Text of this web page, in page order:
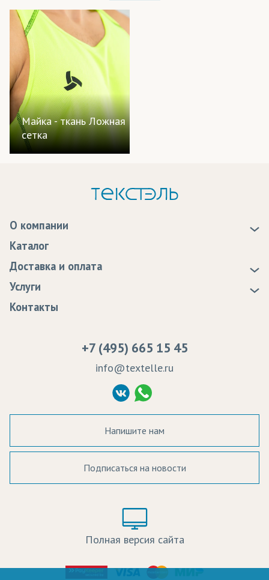
Майка - ткань Ложная
сетка
О компании
Статьи
Программа лояльности
Сертификаты качества
Судебные решения
Политика Конфиденциальности
Согласие на обработку ПД
Каталог
Доставка и оплата
Доставка
Оплата
Услуги
Образцы
Контакты
+7 (495) 665 15 45
info@textelle.ru
Напишите нам
Подписаться на новости
Полная версия сайта